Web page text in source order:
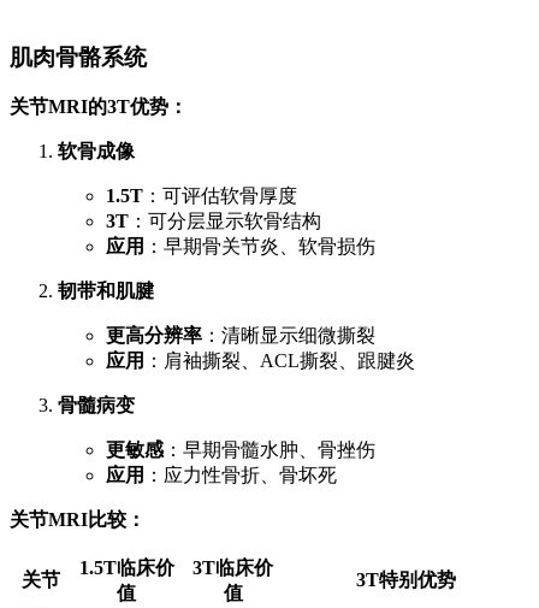
肌肉骨骼系统
关节MRI的3T优势：
软骨成像
1.5T ：可评估软骨厚度
3T ：可分层显示软骨结构
应用 ：早期骨关节炎、软骨损伤
韧带和肌腱
更高分辨率 ：清晰显示细微撕裂
应用 ：肩袖撕裂、ACL撕裂、跟腱炎
骨髓病变
更敏感：早期骨髓水肿、骨挫伤
应用 ：应力性骨折、骨坏死
关节MRI比较：
关节
1.5T临床价
值
3T临床价
值
3T特别优势